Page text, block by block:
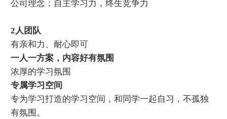
公司理念：自主学习力，终生竞争力
2人团队
有亲和力、耐心即可
一人一方案，内容好有氛围
浓厚的学习氛围
专属学习空间
专为学习打造的学习空间，和同学一起自习，不孤独
有氛围。